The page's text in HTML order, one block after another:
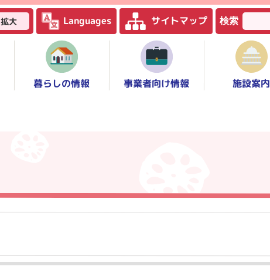
拡大 Languages サイトマップ 検索
暮らしの情報 事業者向け情報 施設案内